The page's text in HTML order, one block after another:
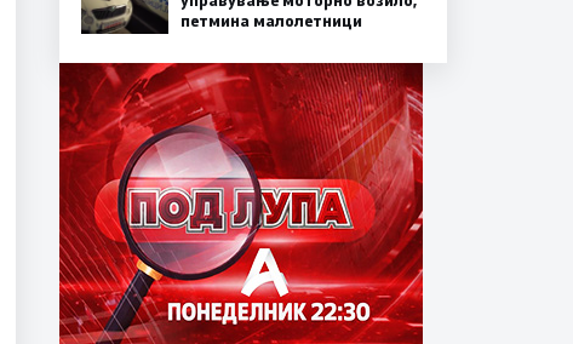
петмина малолетници